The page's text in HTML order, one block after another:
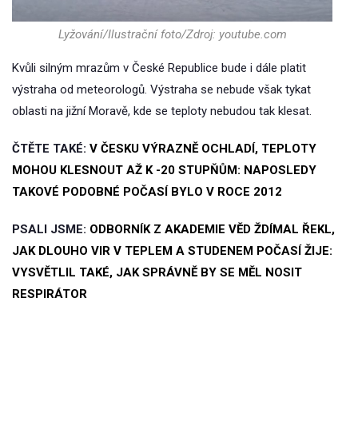
Lyžování/Ilustrační foto/Zdroj: youtube.com
Kvůli silným mrazům v České Republice bude i dále platit
výstraha od meteorologů. Výstraha se nebude však tykat
oblasti na jižní Moravě, kde se teploty nebudou tak klesat.
ČTĚTE TAKÉ: V ČESKU VÝRAZNĚ OCHLADÍ, TEPLOTY
MOHOU KLESNOUT AŽ K -20 STUPŇŮM: NAPOSLEDY
TAKOVÉ PODOBNÉ POČASÍ BYLO V ROCE 2012
PSALI JSME: ODBORNÍK Z AKADEMIE VĚD ŽDÍMAL ŘEKL,
JAK DLOUHO VIR V TEPLEM A STUDENEM POČASÍ ŽIJE:
VYSVĚTLIL TAKÉ, JAK SPRÁVNĚ BY SE MĚL NOSIT
RESPIRÁTOR